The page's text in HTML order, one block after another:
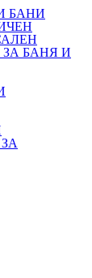
БАНИ
БАНЯ И